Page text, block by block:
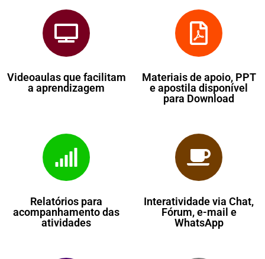
Videoaulas que facilitam
a aprendizagem
Materiais de apoio, PPT
e apostila disponível
para Download
Relatórios para
acompanhamento das
atividades
Interatividade via Chat,
Fórum, e-mail e
WhatsApp